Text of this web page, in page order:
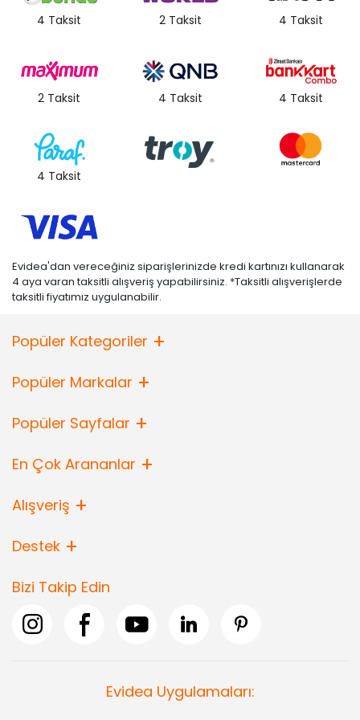
4 Taksit 2 Taksit 4 Taksit
2 Taksit 4 Taksit 4 Taksit
4 Taksit
Evidea'dan vereceğiniz siparişlerinizde kredi kartınızı kullanarak
4 aya varan taksitli alışveriş yapabilirsiniz. *Taksitli alışverişlerde
taksitli fiyatımız uygulanabilir.
Popüler Kategoriler
Popüler Markalar
Popüler Sayfalar
En Çok Arananlar
Alışveriş
Destek
Bizi Takip Edin
Evidea Uygulamaları: